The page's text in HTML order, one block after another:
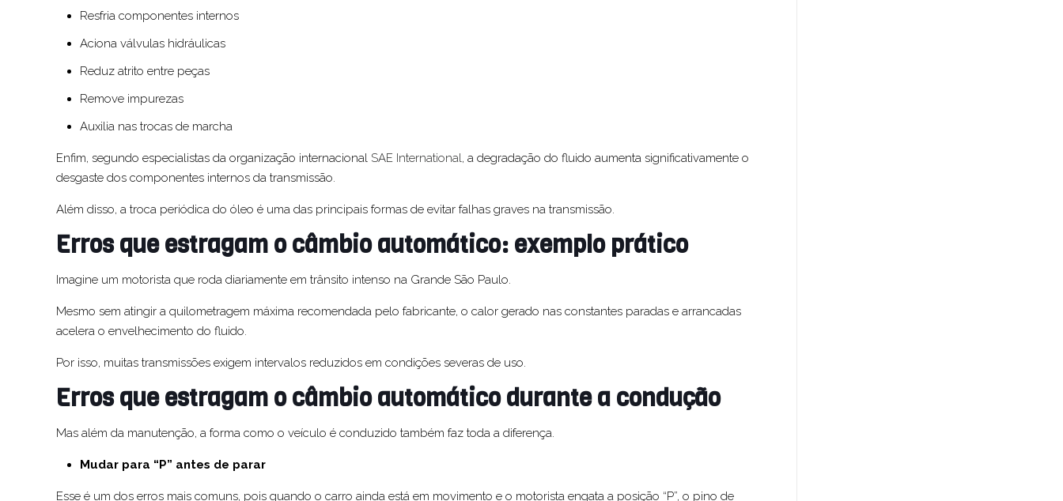
Resfria componentes internos
Aciona válvulas hidráulicas
Reduz atrito entre peças
Remove impurezas
Auxilia nas trocas de marcha
Enfim, segundo especialistas da organização internacional SAE International, a degradação do fluido aumenta significativamente o
desgaste dos componentes internos da transmissão.
Além disso, a troca periódica do óleo é uma das principais formas de evitar falhas graves na transmissão.
Erros que estragam o câmbio automático: exemplo prático
Imagine um motorista que roda diariamente em trânsito intenso na Grande São Paulo.
Mesmo sem atingir a quilometragem máxima recomendada pelo fabricante, o calor gerado nas constantes paradas e arrancadas
acelera o envelhecimento do fluido.
Por isso, muitas transmissões exigem intervalos reduzidos em condições severas de uso.
Erros que estragam o câmbio automático durante a condução
Mas além da manutenção, a forma como o veículo é conduzido também faz toda a diferença.
Mudar para “P” antes de parar
Esse é um dos erros mais comuns, pois quando o carro ainda está em movimento e o motorista engata a posição “P”, o pino de